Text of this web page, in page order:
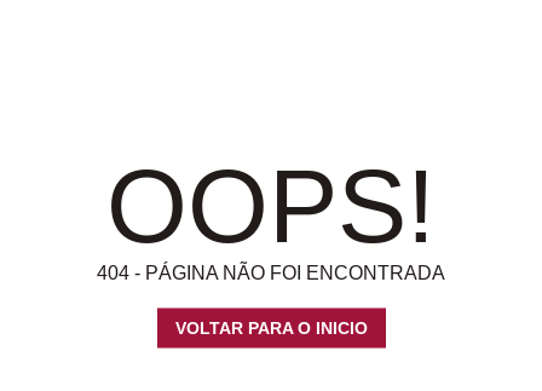
OOPS!
404 - PÁGINA NÃO FOI ENCONTRADA
VOLTAR PARA O INICIO